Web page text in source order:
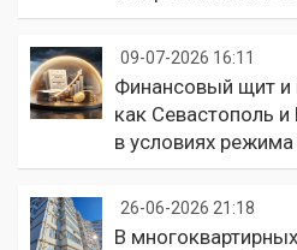
09-07-2026 16:11
Финансовый щит
как Севастополь
в условиях
26-06-2026 21:18
В